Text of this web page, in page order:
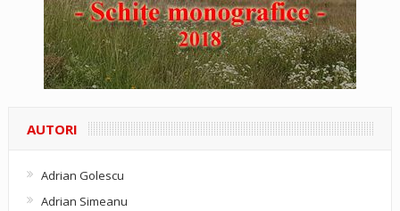
AUTORI
Adrian Golescu
Adrian Simeanu